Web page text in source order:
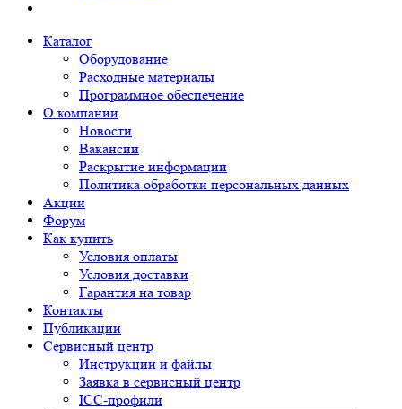
Каталог
Оборудование
Расходные материалы
Программное обеспечение
О компании
Новости
Вакансии
Раскрытие информации
Политика обработки персональных данных
Акции
Форум
Как купить
Условия оплаты
Условия доставки
Гарантия на товар
Контакты
Публикации
Сервисный центр
Инструкции и файлы
Заявка в сервисный центр
ICC-профили